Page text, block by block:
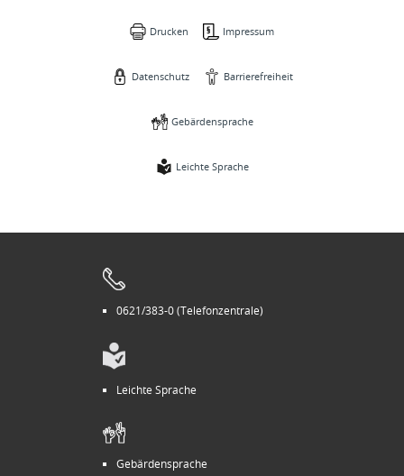
Drucken Impressum
Datenschutz Barrierefreiheit
Gebärdensprache
Leichte Sprache
0621/383-0 (Telefonzentrale)
Leichte Sprache
Gebärdensprache